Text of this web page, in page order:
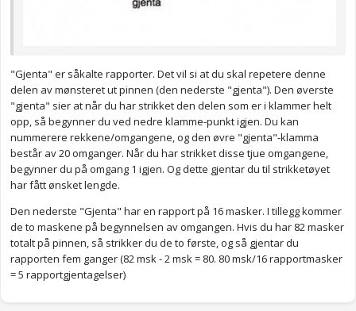
"Gjenta" er såkalte rapporter. Det vil si at du skal repetere denne
delen av mønsteret ut pinnen (den nederste "gjenta"). Den øverste
"gjenta" sier at når du har strikket den delen som er i klammer helt
opp, så begynner du ved nedre klamme-punkt igjen. Du kan
nummerere rekkene/omgangene, og den øvre "gjenta"-klamma
består av 20 omganger. Når du har strikket disse tjue omgangene,
begynner du på omgang 1 igjen. Og dette gjentar du til strikketøyet
har fått ønsket lengde.
Den nederste "Gjenta" har en rapport på 16 masker. I tillegg kommer
de to maskene på begynnelsen av omgangen. Hvis du har 82 masker
totalt på pinnen, så strikker du de to første, og så gjentar du
rapporten fem ganger (82 msk - 2 msk = 80. 80 msk/16 rapportmasker
= 5 rapportgjentagelser)